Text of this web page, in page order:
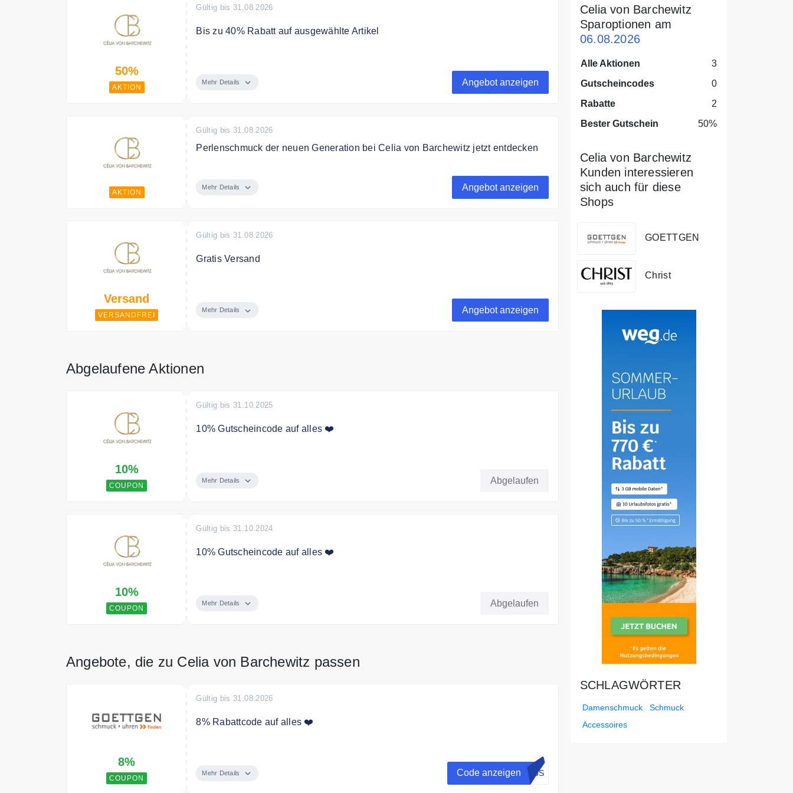
50%
AKTION
Gültig bis 31.08.2026
Bis zu 40% Rabatt auf ausgewählte Artikel
Mehr Details Angebot anzeigen
AKTION
Gültig bis 31.08.2026
Perlenschmuck der neuen Generation bei Celia von Barchewitz jetzt entdecken
Mehr Details Angebot anzeigen
Versand
VERSANDFREI
Gültig bis 31.08.2026
Gratis Versand
Mehr Details Angebot anzeigen
Abgelaufene Aktionen
10%
COUPON
Gültig bis 31.10.2025
10% Gutscheincode auf alles ❤️
Mehr Details Abgelaufen
10%
COUPON
Gültig bis 31.10.2024
10% Gutscheincode auf alles ❤️
Mehr Details Abgelaufen
Angebote, die zu Celia von Barchewitz passen
8%
COUPON
Gültig bis 31.08.2026
8% Rabattcode auf alles ❤️
Mehr Details Code anzeigen A8S
Celia von Barchewitz
Sparoptionen am
06.08.2026
Alle Aktionen
3
Gutscheincodes
0
Rabatte
2
Bester Gutschein
50%
Celia von Barchewitz
Kunden interessieren
sich auch für diese
Shops
GOETTGEN
Christ
SCHLAGWÖRTER
Damenschmuck
Schmuck
Accessoires